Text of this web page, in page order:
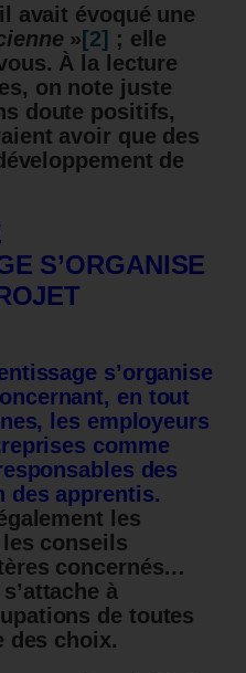
avait évoqué une
» [2] ; elle
À la lecture
on note juste
doute positifs,
avoir que des
de
S’ORGANISE
s’organise
en tout
les employeurs
comme
des
des apprentis.
les
conseils
concernés…
à
de toutes
des choix.